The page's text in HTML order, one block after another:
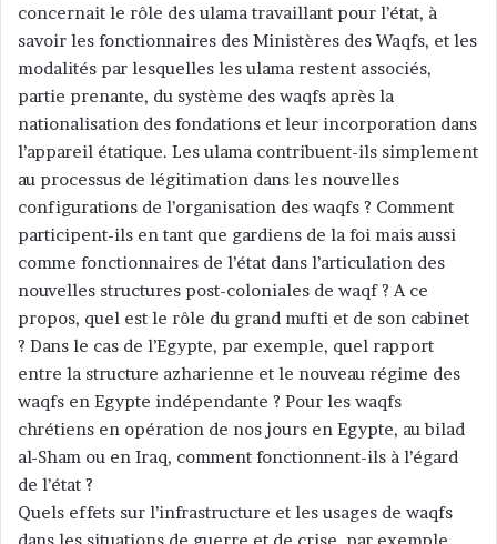
concernait le rôle des ulama travaillant pour l’état, à
savoir les fonctionnaires des Ministères des Waqfs, et les
modalités par lesquelles les ulama restent associés,
partie prenante, du système des waqfs après la
nationalisation des fondations et leur incorporation dans
l’appareil étatique. Les ulama contribuent-ils simplement
au processus de légitimation dans les nouvelles
configurations de l’organisation des waqfs ? Comment
participent-ils en tant que gardiens de la foi mais aussi
comme fonctionnaires de l’état dans l’articulation des
nouvelles structures post-coloniales de waqf ? A ce
propos, quel est le rôle du grand mufti et de son cabinet
? Dans le cas de l’Egypte, par exemple, quel rapport
entre la structure azharienne et le nouveau régime des
waqfs en Egypte indépendante ? Pour les waqfs
chrétiens en opération de nos jours en Egypte, au bilad
al-Sham ou en Iraq, comment fonctionnent-ils à l’égard
de l’état ?
Quels effets sur l’infrastructure et les usages de waqfs